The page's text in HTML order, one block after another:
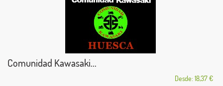
Comunidad Kawasaki...
Desde: 18,37 €